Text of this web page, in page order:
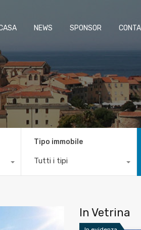
NEWS SPONSOR
Tipo immobile
Tutti i tipi
In Vetrina